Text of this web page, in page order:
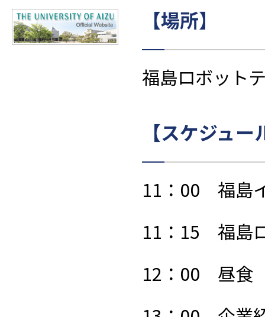
【場所】
福島ロボット
【スケジュー
11： 00 福島
11： 15 福島
12： 00 昼食